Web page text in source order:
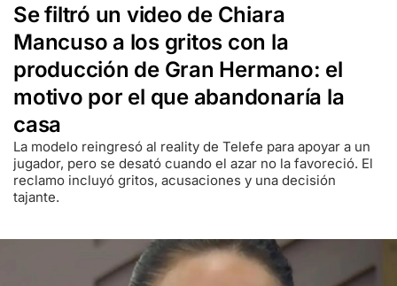
Se filtró un video de Chiara
Mancuso a los gritos con la
producción de Gran Hermano: el
motivo por el que abandonaría la
casa
La modelo reingresó al reality de Telefe para apoyar a un
jugador, pero se desató cuando el azar no la favoreció. El
reclamo incluyó gritos, acusaciones y una decisión
tajante.